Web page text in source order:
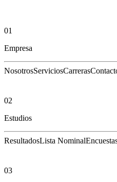
01
Empresa
NosotrosServiciosCarreras
02
Estudios
ResultadosLista Nominal
03